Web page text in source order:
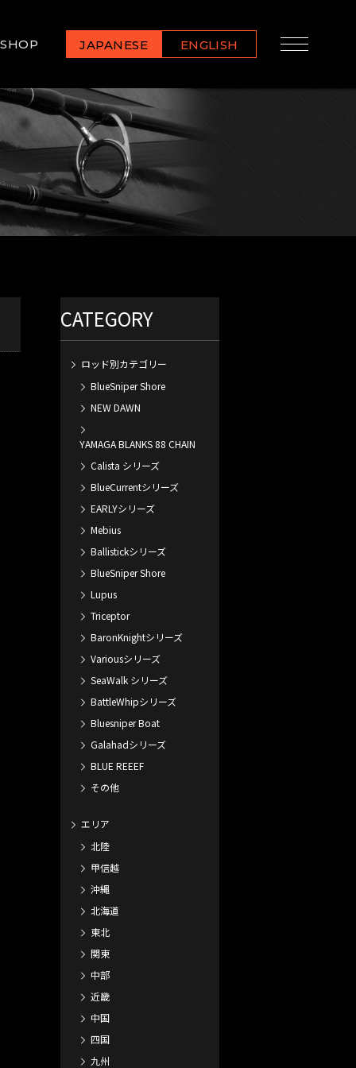
SHOP JAPANESE ENGLISH
CATEGORY
ロッド別カテゴリー
BlueSniper Shore
NEW DAWN
YAMAGA BLANKS 88 CHAIN
Calista シリーズ
BlueCurrentシリーズ
EARLYシリーズ
Mebius
Ballistickシリーズ
BlueSniper Shore
Lupus
Triceptor
BaronKnightシリーズ
Variousシリーズ
SeaWalk シリーズ
BattleWhipシリーズ
Bluesniper Boat
Galahadシリーズ
BLUE REEEF
その他
エリア
北陸
甲信越
沖縄
北海道
東北
関東
中部
近畿
中国
四国
九州